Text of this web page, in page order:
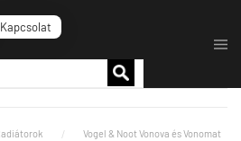
Kapcsolat
Vogel & Noot Vonova és Vonomat